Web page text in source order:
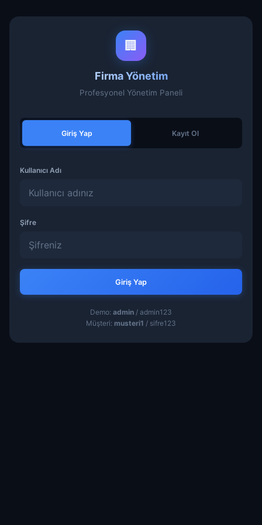
🏢
Firma Yönetim
Profesyonel Yönetim Paneli
Giriş Yap Kayıt Ol
Kullanıcı Adı
Şifre
Giriş Yap
Demo: admin / admin123
Müşteri: musteri1 / sifre123